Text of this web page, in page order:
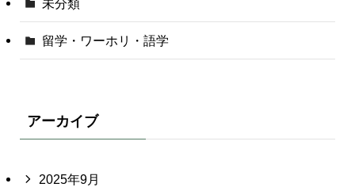
未分類
留学・ワーホリ・語学
アーカイブ
2025年9月